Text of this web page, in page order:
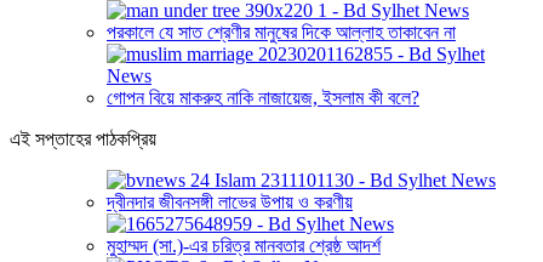
পরকালে যে সাত শ্রেণীর মানুষের দিকে আল্লাহ তাকাবেন না
গোপন বিয়ে মাকরুহ নাকি নাজায়েজ, ইসলাম কী বলে?
এই সপ্তাহের পাঠকপ্রিয়
দ্বীনদার জীবনসঙ্গী লাভের উপায় ও করণীয়
মুহাম্মদ (সা.)-এর চরিত্র মানবতার শ্রেষ্ঠ আদর্শ